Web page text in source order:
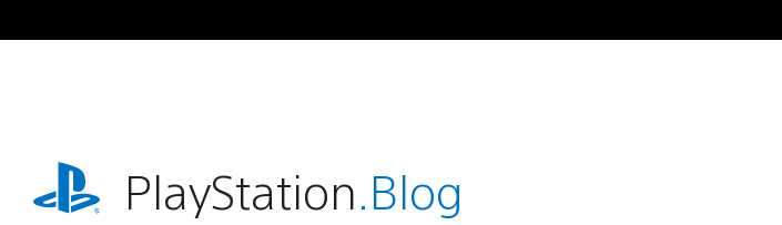
al
playstation.comPlayStation.Blog